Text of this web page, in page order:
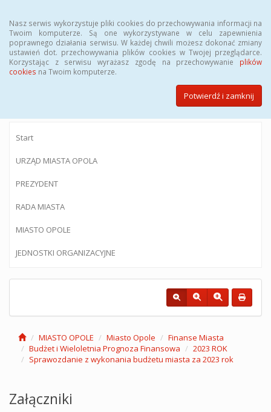
Nasz serwis wykorzystuje pliki cookies do przechowywania informacji na
Twoim komputerze. Są one wykorzystywane w celu zapewnienia
poprawnego działania serwisu. W każdej chwili możesz dokonać zmiany
ustawień dot. przechowywania plików cookies w Twojej przeglądarce.
Korzystając z serwisu wyrażasz zgodę na przechowywanie plików
cookies na Twoim komputerze.
Potwierdź i zamknij
BIULETYN INFORMACJI PUBLICZNEJ
Urzędu Miasta Opola
Start
URZĄD MIASTA OPOLA
PREZYDENT
RADA MIASTA
MIASTO OPOLE
JEDNOSTKI ORGANIZACYJNE
MIASTO OPOLE Miasto Opole
Finanse Miasta
Budżet i Wieloletnia Prognoza Finansowa
2023 ROK
Sprawozdanie z wykonania budżetu miasta za 2023 rok
Załączniki